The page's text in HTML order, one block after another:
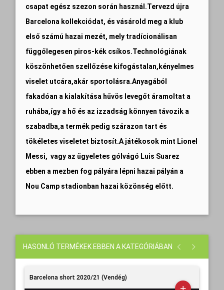
csapat egész szezon során használ.Tervezd újra
Barcelona kollekciódat, és vásárold meg a klub
első számú hazai mezét, mely tradícionálisan
függőlegesen piros-kék csíkos.Technológiának
köszönhetően szellőzése kifogástalan,kényelmes
viselet utcára,akár sportolásra.Anyagából
fakadóan a kialakítása hűvös levegőt áramoltat a
ruhába,így a hő és az izzadság könnyen távozik a
szabadba,a termék pedig szárazon tart és
tökéletes viseletet biztosít.A játékosok mint Lionel
Messi, vagy az ügyeletes gólvágó Luis Suarez
ebben a mezben fog pályára lépni hazai pályán a
Nou Camp stadionban hazai közönség előtt.
HASONLÓ TERMÉKEK EBBEN A KATEGÓRIÁBAN
Barcelona short 2020/21 (Vendég)